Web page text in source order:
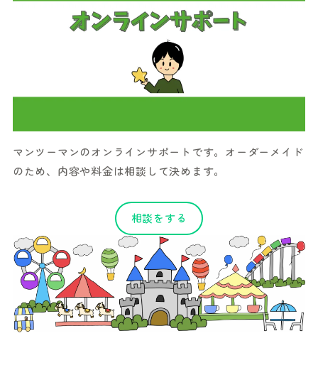
マンツーマンのオンラインサポートです。オーダーメイド
のため、内容や料金は相談して決めます。
相談をする